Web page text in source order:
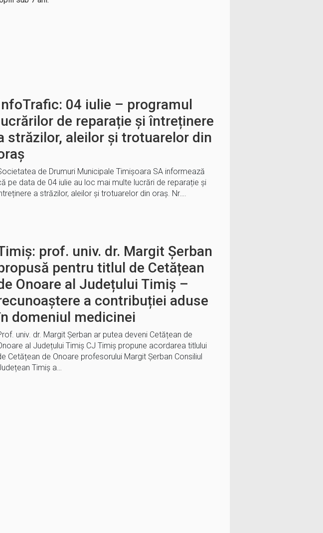
04 iulie – programul
de reparație și întreținere
străzilor, aleilor și trotuarelor din
de Drumuri Municipale Timișoara SA informează
pe data de 04 iulie au loc mai multe lucrări de reparație și
a străzilor, aleilor și trotuarelor din oraș. Nr….
prof. univ. dr. Margit Șerban
pentru titlul de Cetățean
Onoare al Județului Timiș –
a contribuției aduse
domeniul medicinei
univ. dr. Margit Șerban ar putea deveni Cetățean de
al Județului Timiș CJ Timiș propune acordarea titlului
Cetățean de Onoare profesorului Margit Șerban Consiliul
Timiș a…